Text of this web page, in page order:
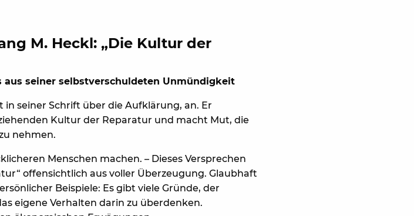
M. Heckl: „Die Kultur der
aus seiner selbstverschuldeten Unmündigkeit
seiner Schrift über die Aufklärung, an. Er
Kultur der Reparatur und macht Mut, die
nehmen.
Menschen machen. – Dieses Versprechen
offensichtlich aus voller Überzeugung. Glaubhaft
Beispiele: Es gibt viele Gründe, der
eigene Verhalten darin zu überdenken.